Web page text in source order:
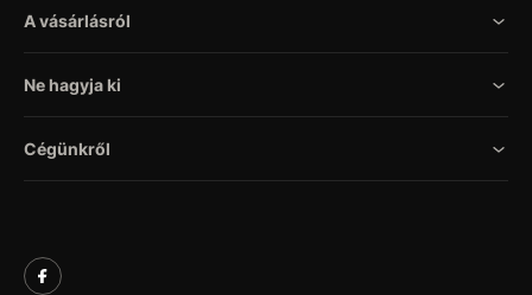
A vásárlásról
Ne hagyja ki
Cégünkről